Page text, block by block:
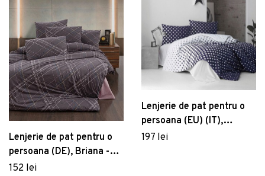
Lenjerie de pat pentru o
persoana (DE), Briana -
Plum, Victoria, Bumbac
152 lei
Lenjerie de pat pentru o
persoana (EU) (IT),
Puanline - Dark Blue,
197 lei